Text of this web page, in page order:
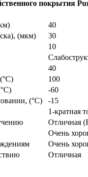
покрытия
40
(мкм)
30
10
40
(°C)
100
-60
(°C)
-15
1-кратная
Отличная
Очень
Очень
Отличная